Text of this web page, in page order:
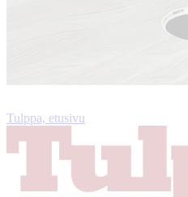
Tulppa, etusivu